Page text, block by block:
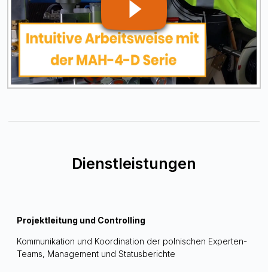
Dienstleistungen
Projektleitung und Controlling
Kommunikation und Koordination der polnischen Experten-
Teams, Management und Statusberichte